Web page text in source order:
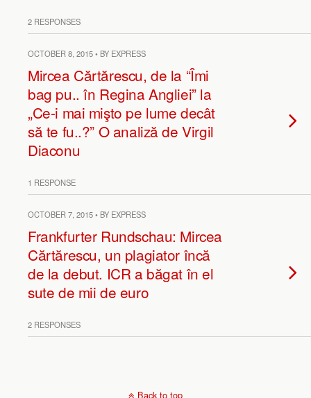
2 RESPONSES
OCTOBER 8, 2015 • BY EXPRESS
Mircea Cărtărescu, de la “Îmi
bag pu.. în Regina Angliei” la
„Ce-i mai mişto pe lume decât
să te fu..?” O analiză de Virgil
Diaconu
1 RESPONSE
OCTOBER 7, 2015 • BY EXPRESS
Frankfurter Rundschau: Mircea
Cărtărescu, un plagiator încă
de la debut. ICR a băgat în el
sute de mii de euro
2 RESPONSES
Back to top